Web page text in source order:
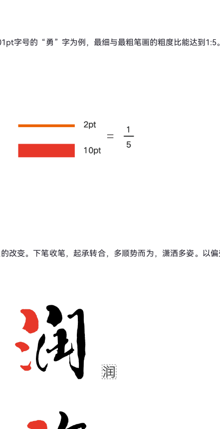
字号的“勇”字为例，最细与最粗笔画的粗度比能达到1:5。
改变。下笔收笔，起承转合，多顺势而为，潇洒多姿。以偏